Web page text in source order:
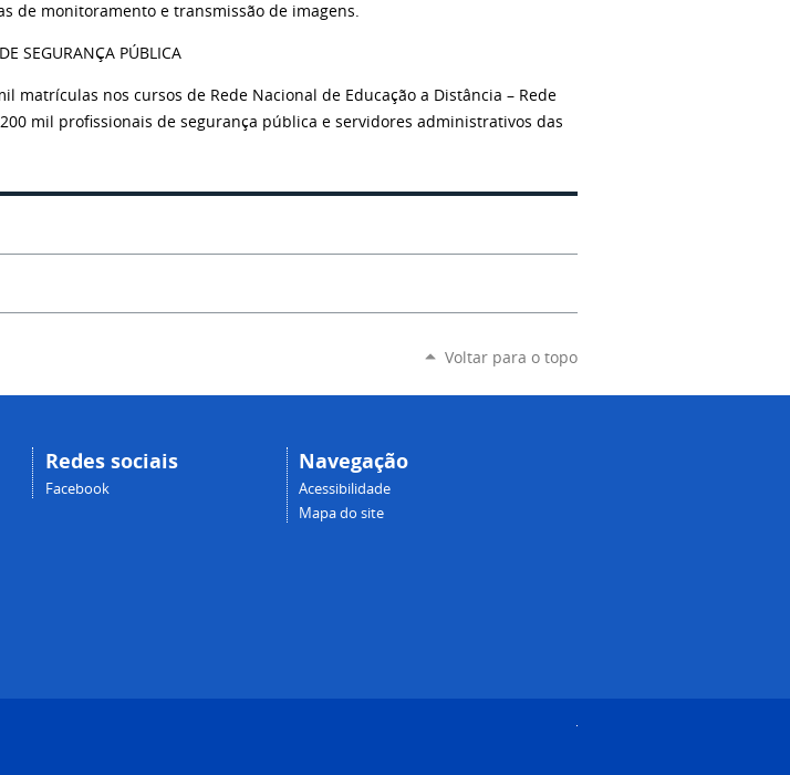
de monitoramento e transmissão de imagens.
SEGURANÇA PÚBLICA
matrículas nos cursos de Rede Nacional de Educação a Distância – Rede
mil profissionais de segurança pública e servidores administrativos das
Voltar para o topo
Redes sociais
Facebook
Navegação
Acessibilidade
Mapa do site